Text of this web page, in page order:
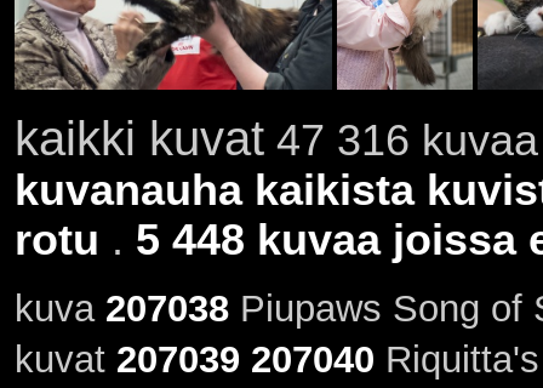
kaikki kuvat47 316
kuvanauha kaikista
rotu . 5 448 kuvaa joissa
kuva 207038Piupaws Song of
kuvat 207039 207040